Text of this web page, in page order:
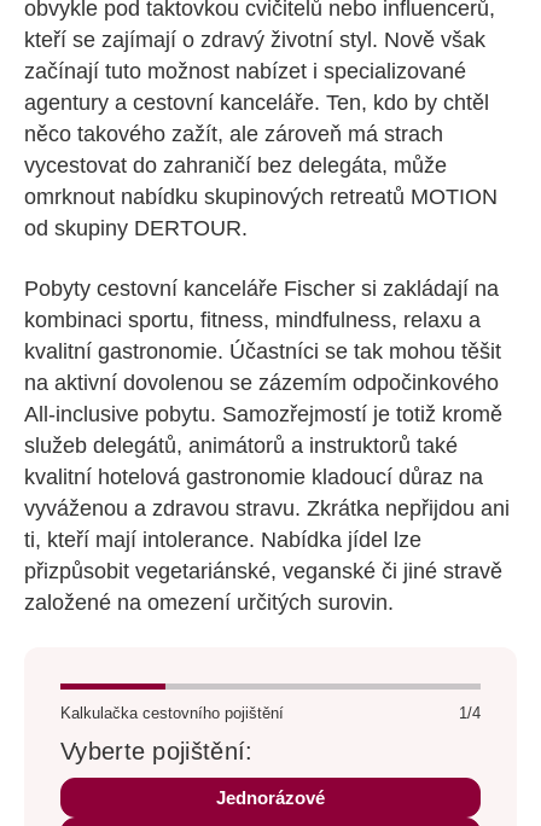
obvykle pod taktovkou cvičitelů nebo influencerů,
kteří se zajímají o zdravý životní styl. Nově však
začínají tuto možnost nabízet i specializované
agentury a cestovní kanceláře. Ten, kdo by chtěl
něco takového zažít, ale zároveň má strach
vycestovat do zahraničí bez delegáta, může
omrknout nabídku skupinových retreatů MOTION
od skupiny DERTOUR.
Pobyty cestovní kanceláře Fischer si zakládají na
kombinaci sportu, fitness, mindfulness, relaxu a
kvalitní gastronomie. Účastníci se tak mohou těšit
na aktivní dovolenou se zázemím odpočinkového
All-inclusive pobytu. Samozřejmostí je totiž kromě
služeb delegátů, animátorů a instruktorů také
kvalitní hotelová gastronomie kladoucí důraz na
vyváženou a zdravou stravu. Zkrátka nepřijdou ani
ti, kteří mají intolerance. Nabídka jídel lze
přizpůsobit vegetariánské, veganské či jiné stravě
založené na omezení určitých surovin.
Kalkulačka cestovního pojištění 1/4
Vyberte pojištění:
Jednorázové